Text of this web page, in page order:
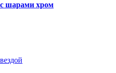
с шарами хром